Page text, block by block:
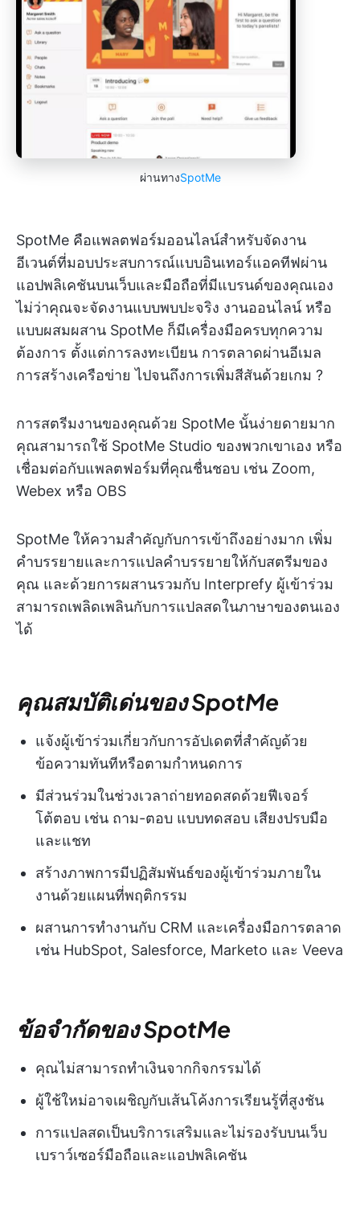
ผ่านทางSpotMe
SpotMe คือแพลตฟอร์มออนไลน์สำหรับจัดงาน
อีเวนต์ที่มอบประสบการณ์แบบอินเทอร์แอคทีฟผ่าน
แอปพลิเคชันบนเว็บและมือถือที่มีแบรนด์ของคุณเอง
ไม่ว่าคุณจะจัดงานแบบพบปะจริง งานออนไลน์ หรือ
แบบผสมผสาน SpotMe ก็มีเครื่องมือครบทุกความ
ต้องการ ตั้งแต่การลงทะเบียน การตลาดผ่านอีเมล
การสร้างเครือข่าย ไปจนถึงการเพิ่มสีสันด้วยเกม ?️
การสตรีมงานของคุณด้วย SpotMe นั้นง่ายดายมาก
คุณสามารถใช้ SpotMe Studio ของพวกเขาเอง หรือ
เชื่อมต่อกับแพลตฟอร์มที่คุณชื่นชอบ เช่น Zoom,
Webex หรือ OBS
SpotMe ให้ความสำคัญกับการเข้าถึงอย่างมาก เพิ่ม
คำบรรยายและการแปลคำบรรยายให้กับสตรีมของ
คุณ และด้วยการผสานรวมกับ Interprefy ผู้เข้าร่วม
สามารถเพลิดเพลินกับการแปลสดในภาษาของตนเอง
ได้
คุณสมบัติเด่นของ SpotMe
แจ้งผู้เข้าร่วมเกี่ยวกับการอัปเดตที่สำคัญด้วย
ข้อความทันทีหรือตามกำหนดการ
มีส่วนร่วมในช่วงเวลาถ่ายทอดสดด้วยฟีเจอร์
โต้ตอบ เช่น ถาม-ตอบ แบบทดสอบ เสียงปรบมือ
และแชท
สร้างภาพการมีปฏิสัมพันธ์ของผู้เข้าร่วมภายใน
งานด้วยแผนที่พฤติกรรม
ผสานการทำงานกับ CRM และเครื่องมือการตลาด
เช่น HubSpot, Salesforce, Marketo และ Veeva
ข้อจำกัดของ SpotMe
คุณไม่สามารถทำเงินจากกิจกรรมได้
ผู้ใช้ใหม่อาจเผชิญกับเส้นโค้งการเรียนรู้ที่สูงชัน
การแปลสดเป็นบริการเสริมและไม่รองรับบนเว็บ
เบราว์เซอร์มือถือและแอปพลิเคชัน